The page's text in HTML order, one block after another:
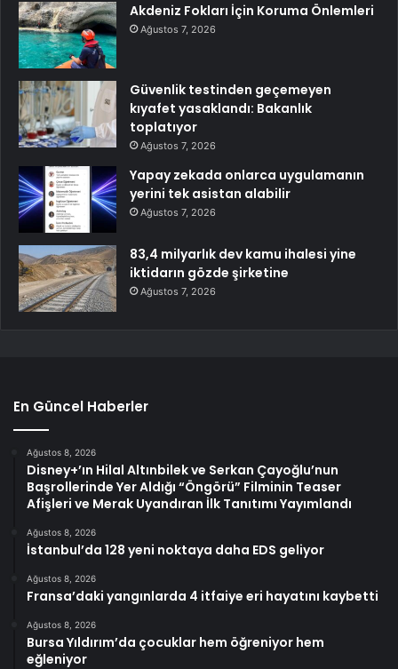
Akdeniz Fokları İçin Koruma Önlemleri
Ağustos 7, 2026
Güvenlik testinden geçemeyen
kıyafet yasaklandı: Bakanlık
toplatıyor
Ağustos 7, 2026
Yapay zekada onlarca uygulamanın
yerini tek asistan alabilir
Ağustos 7, 2026
83,4 milyarlık dev kamu ihalesi yine
iktidarın gözde şirketine
Ağustos 7, 2026
En Güncel Haberler
Ağustos 8, 2026
Disney+’ın Hilal Altınbilek ve Serkan Çayoğlu’nun
Başrollerinde Yer Aldığı “Öngörü” Filminin Teaser
Afişleri ve Merak Uyandıran İlk Tanıtımı Yayımlandı
Ağustos 8, 2026
İstanbul’da 128 yeni noktaya daha EDS geliyor
Ağustos 8, 2026
Fransa’daki yangınlarda 4 itfaiye eri hayatını kaybetti
Ağustos 8, 2026
Bursa Yıldırım’da çocuklar hem öğreniyor hem
eğleniyor